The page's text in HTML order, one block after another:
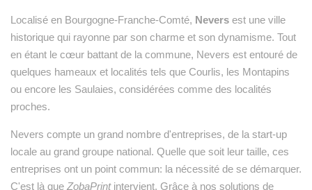
Localisé en Bourgogne-Franche-Comté, Nevers est une ville
historique qui rayonne par son charme et son dynamisme. Tout
en étant le cœur battant de la commune, Nevers est entouré de
quelques hameaux et localités tels que Courlis, les Montapins
ou encore les Saulaies, considérées comme des localités
proches.
Nevers compte un grand nombre d'entreprises, de la start-up
locale au grand groupe national. Quelle que soit leur taille, ces
entreprises ont un point commun: la nécessité de se démarquer.
C'est là que ZobaPrintintervient. Grâce à nos solutions de